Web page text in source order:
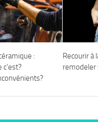
:
c’est?
Recourir à
remodeler